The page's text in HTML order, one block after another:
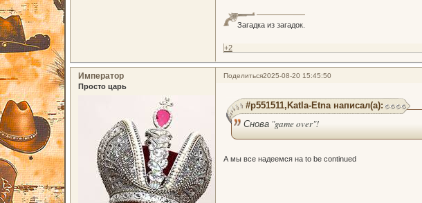
Загадка из загадок.
+2
Поделиться2025-08-20 15:45:50
Император
Просто царь
#p551511,Katla-Etna написал(а):
Снова "game over"!
А мы все надеемся на to be continued